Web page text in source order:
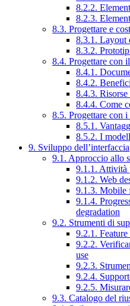
8.2.2.
8.2.3.
8.3. Progettare e
8.3.1. Layout
8.3.2.
8.4. Progettare con
8.4.1.
8.4.2.
8.4.3. Risorse
8.4.4. Come
8.5. Progettare con
8.5.1.
8.5.2. I
9. Sviluppo dell’interfaccia
9.1. Approccio allo
9.1.1. Attività
9.1.2. Web
9.1.3. Mobile
9.1.4.
degradation
9.2. Strumenti di
9.2.1. Feature
9.2.2.
use
9.2.3.
9.2.4.
9.2.5.
9.3. Catalogo del